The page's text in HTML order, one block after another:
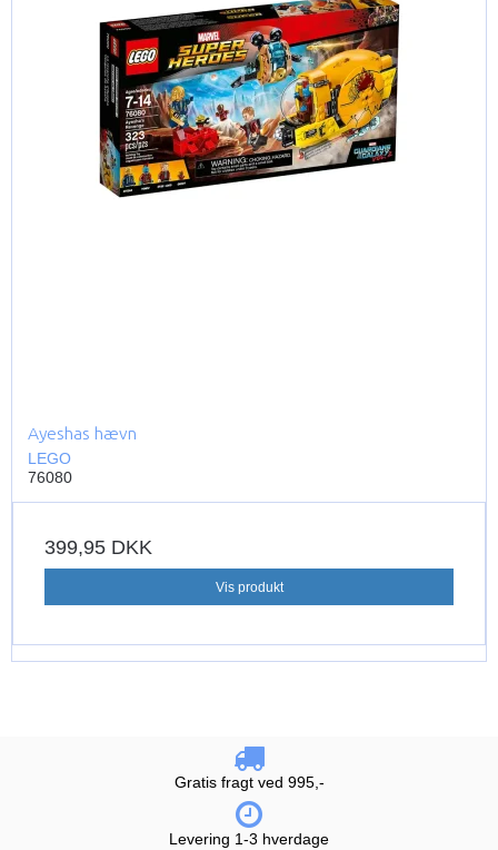
Ayeshas hævn
LEGO
76080
399,95 DKK
Vis produkt
Gratis fragt ved 995,-
Levering 1-3 hverdage